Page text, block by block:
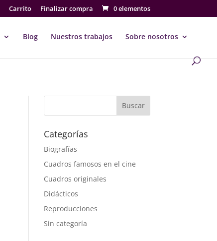
Carrito Finalizar compra 0 elementos
Blog Nuestros trabajos Sobre nosotros
Buscar
Categorías
Biografías
Cuadros famosos en el cine
Cuadros originales
Didácticos
Reproducciones
Sin categoría